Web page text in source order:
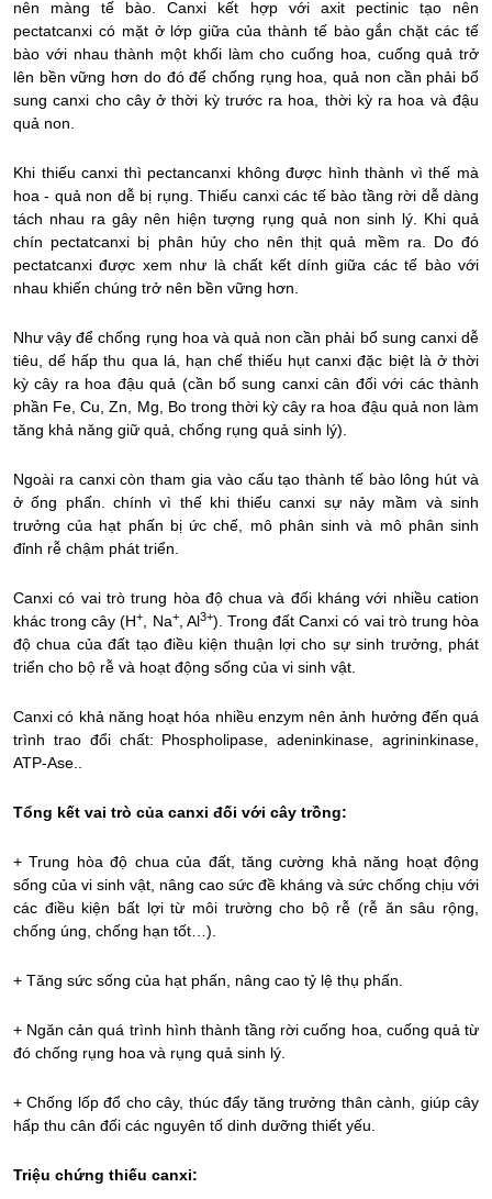
nên màng tế bào. Canxi kết hợp với axit pectinic tạo nên
pectatcanxi có mặt ở lớp giữa của thành tế bào gắn chặt các tế
bào với nhau thành một khối làm cho cuống hoa, cuống quả trở
lên bền vững hơn do đó để chống rụng hoa, quả non cần phải bổ
sung canxi cho cây ở thời kỳ trước ra hoa, thời kỳ ra hoa và đậu
quả non.
Khi thiếu canxi thì pectancanxi không được hình thành vì thế mà
hoa - quả non dễ bị rụng. Thiếu canxi các tế bào tầng rời dễ dàng
tách nhau ra gây nên hiện tượng rụng quả non sinh lý. Khi quả
chín pectatcanxi bị phân hủy cho nên thịt quả mềm ra. Do đó
pectatcanxi được xem như là chất kết dính giữa các tế bào với
nhau khiến chúng trở nên bền vững hơn.
Như vậy để chống rụng hoa và quả non cần phải bổ sung canxi dễ
tiêu, dế hấp thu qua lá, hạn chế thiếu hụt canxi đặc biệt là ở thời
kỳ cây ra hoa đậu quả (cần bổ sung canxi cân đối với các thành
phần Fe, Cu, Zn, Mg, Bo trong thời kỳ cây ra hoa đậu quả non làm
tăng khả năng giữ quả, chống rụng quả sinh lý).
Ngoài ra canxi còn tham gia vào cấu tạo thành tế bào lông hút và
ở ống phấn. chính vì thế khi thiếu canxi sự nảy mầm và sinh
trưởng của hạt phấn bị ức chế, mô phân sinh và mô phân sinh
đỉnh rễ chậm phát triển.
Canxi có vai trò trung hòa độ chua và đối kháng với nhiều cation
khác trong cây (H+, Na+, Al3+). Trong đất Canxi có vai trò trung hòa
độ chua của đất tạo điều kiện thuận lợi cho sự sinh trưởng, phát
triển cho bộ rễ và hoạt động sống của vi sinh vật.
Canxi có khả năng hoạt hóa nhiều enzym nên ảnh hưởng đến quá
trình trao đổi chất: Phospholipase, adeninkinase, agrininkinase,
ATP-Ase..
Tổng kết vai trò của canxi đối với cây trồng:
+ Trung hòa độ chua của đất, tăng cường khả năng hoạt động
sống của vi sinh vật, nâng cao sức đề kháng và sức chống chịu với
các điều kiện bất lợi từ môi trường cho bộ rễ (rễ ăn sâu rộng,
chống úng, chống hạn tốt…).
+ Tăng sức sống của hạt phấn, nâng cao tỷ lệ thụ phấn.
+ Ngăn cản quá trình hình thành tầng rời cuống hoa, cuống quả từ
đó chống rụng hoa và rụng quả sinh lý.
+ Chống lốp đổ cho cây, thúc đẩy tăng trưởng thân cành, giúp cây
hấp thu cân đối các nguyên tố dinh dưỡng thiết yếu.
Triệu chứng thiếu canxi: